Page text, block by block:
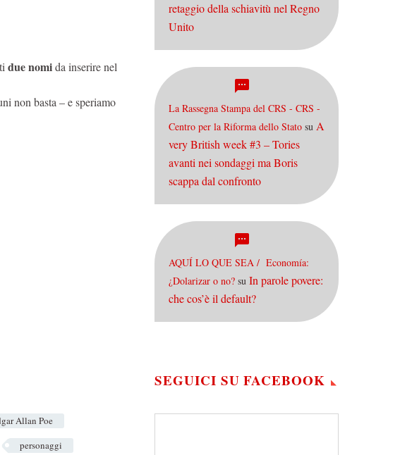
due nomida inserire nel
non basta – e speriamo
Allan Poe
personaggi
retaggio della schiavitù nel Regno
Unito
La Rassegna Stampa del CRS - CRS -
Centro per la Riforma dello Stato su A
very British week #3 – Tories
avanti nei sondaggi ma Boris
scappa dal confronto
AQUÍ LO QUE SEA / Economía:
¿Dolarizar o no? su In parole povere:
che cos’è il default?
SEGUICI SU FACEBOOK